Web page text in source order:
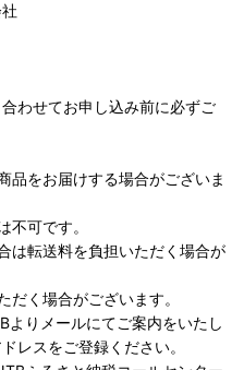
わせてお申し込み前に必ずご
品をお届けする場合がございま
不可です。
は転送料を負担いただく場合が
く場合がございます。
りメールにてご案内をいたし
レスをご登録ください。